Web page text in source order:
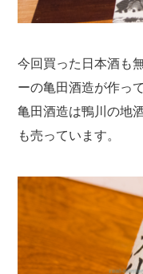
今回買った日本酒も
ーの亀田酒造が作っ
亀田酒造は鴨川の地
も売っています。